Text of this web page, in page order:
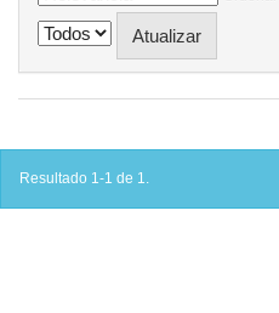
Resultado 1-1 de 1.